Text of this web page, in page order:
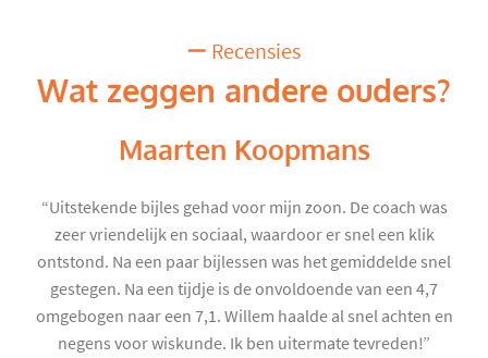
Recensies
Wat zeggen andere ouders?
Maarten Koopmans
“Uitstekende bijles gehad voor mijn zoon. De coach was
zeer vriendelijk en sociaal, waardoor er snel een klik
ontstond. Na een paar bijlessen was het gemiddelde snel
gestegen. Na een tijdje is de onvoldoende van een 4,7
omgebogen naar een 7,1. Willem haalde al snel achten en
negens voor wiskunde. Ik ben uitermate tevreden!”